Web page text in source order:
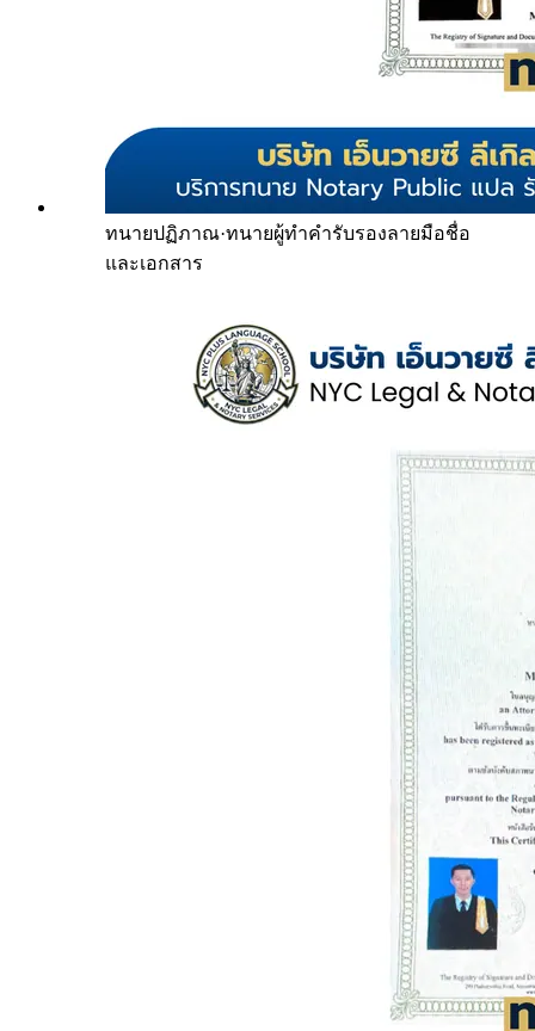
ทนายปฏิภาณ·ทนายผู้ทำคำรับรองลายมือชื่อ
และเอกสาร